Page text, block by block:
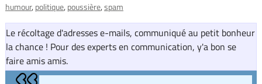
humour politique poussière spam
Le récoltage d'adresses e-mails, communiqué au petit bonheur
la chance ! Pour des experts en communication, y'a bon se
faire amis amis.